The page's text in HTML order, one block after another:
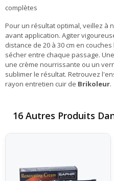
complètes
Pour un résultat optimal, veillez à
avant application. Agiter
distance de 20 à 30 cm en
sécher entre chaque passage.
une crème nourrissante ou un
sublimer le résultat. Retrouvez
rayon entretien cuir de Brikoleur.
16 Autres Produits